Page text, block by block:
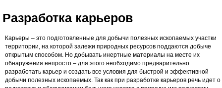
Разработка карьеров
Карьеры – это подготовленные для добычи полезных ископаемых участки
территории, на которой залежи природных ресурсов поддаются добыче
открытым способом. Но добывать инертные материалы на месте их
обнаружения непросто – для этого необходимо предварительно
разработать карьер и создать все условия для быстрой и эффективной
добычи полезных ископаемых. Так как при разработке карьеров речь идет о